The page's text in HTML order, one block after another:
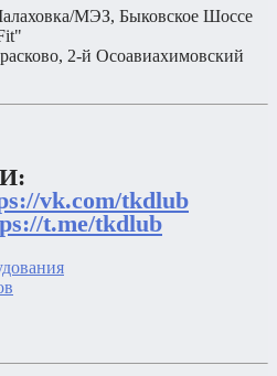
МЭЗ, Быковское Шоссе
2-й Осоавиахимовский
vk.com/tkdlub
t.me/tkdlub